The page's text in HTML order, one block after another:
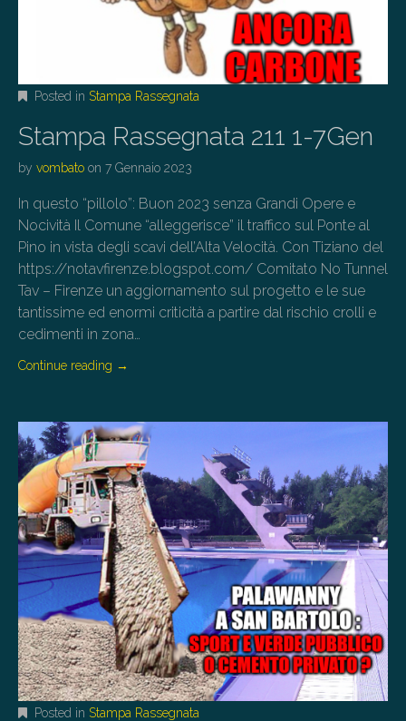
Posted in Stampa Rassegnata
Stampa Rassegnata 211 1-7Gen
by vombato on 7 Gennaio 2023
In questo “pillolo”: Buon 2023 senza Grandi Opere e
Nocività Il Comune “alleggerisce” il traffico sul Ponte al
Pino in vista degli scavi dell’Alta Velocità. Con Tiziano del
https://notavfirenze.blogspot.com/ Comitato No Tunnel
Tav – Firenze un aggiornamento sul progetto e le sue
tantissime ed enormi criticità a partire dal rischio crolli e
cedimenti in zona…
Continue reading →
Posted in Stampa Rassegnata